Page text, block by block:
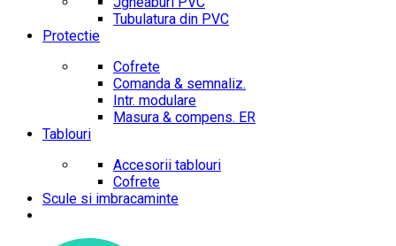
Tubulatura din PVC
Protectie
Cofrete
Comanda & semnaliz.
Intr. modulare
Masura & compens. ER
Tablouri
Accesorii tablouri
Cofrete
Scule si imbracaminte